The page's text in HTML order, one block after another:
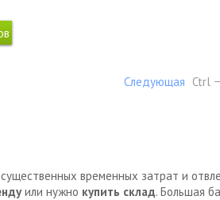
Следующая Ctrl
временных затрат и
или нужно купить склад. Большая